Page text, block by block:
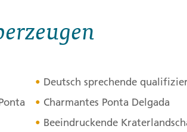
Quellen wärmen das künstlich angelegte
und drum herum gesellen sich Cafés.
eine traditionelle, familiengeführte
Herstellungsschritte sehen
Deutsch sprechende
Charmantes Ponta Delgada
Beeindruckende